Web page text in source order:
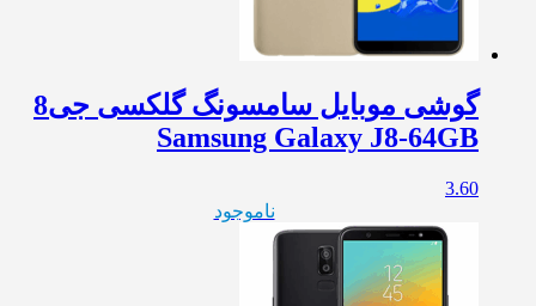
گوشی موبایل سامسونگ گلکسی جی8
Samsung Galaxy J8-64GB
3.60
ناموجود